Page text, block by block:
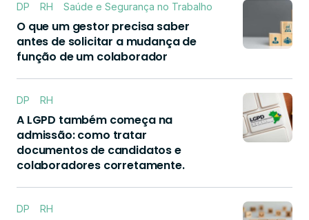
DP RH Saúde e Segurança no Trabalho
O que um gestor precisa saber
antes de solicitar a mudança de
função de um colaborador
DP RH
A LGPD também começa na
admissão: como tratar
documentos de candidatos e
colaboradores corretamente.
DP RH